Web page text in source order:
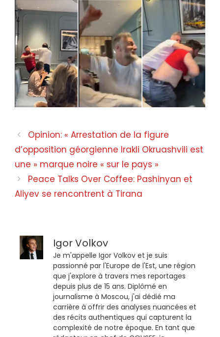
Opinion: « Arrestation de la figure
d’opposition géorgienne Irakli Okruashvili est
une » marque noire « sur le pays »
Peace Talks Over Coffee: Pashinyan et
Aliyev se rencontrent à Tirana
Igor Volkov
Je m'appelle Igor Volkov et je suis
passionné par l'Europe de l'Est, une région
que j'explore à travers mes reportages
depuis plus de 15 ans. Diplômé en
journalisme à Moscou, j'ai dédié ma
carrière à offrir des analyses nuancées et
des récits authentiques qui capturent la
complexité de notre époque. En tant que